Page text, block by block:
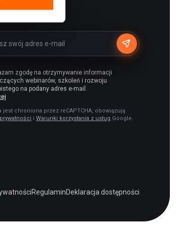
zgodę na otrzymywanie informacji
webinarów, szkoleń i rozwoju
na podany adres e-mail.
jest chroniona przez reCAPTCHA, obowiązują
i Warunki korzystania z usług Google.
RegulaminDeklaracja dostępności